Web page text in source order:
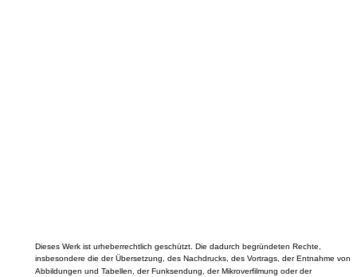
Dieses Werk ist urheberrechtlich geschützt. Die dadurch begründeten Rechte,
insbesondere die der Übersetzung, des Nachdrucks, des Vortrags, der Entnahme von
Abbildungen und Tabellen, der Funksendung, der Mikroverfilmung oder der